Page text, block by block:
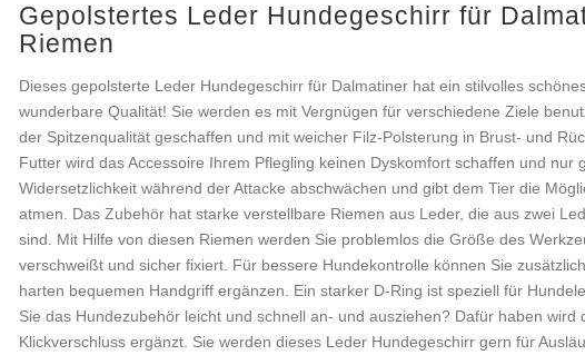
Gepolstertes Leder Hundegeschirr für
Riemen
Dieses gepolsterte Leder Hundegeschirr für Dalmatiner hat ein stilvolles
wunderbare Qualität! Sie werden es mit Vergnügen für verschiedene Ziele
der Spitzenqualität geschaffen und mit weicher Filz-Polsterung in Brust- und
Futter wird das Accessoire Ihrem Pflegling keinen Dyskomfort schaffen und nur
Widersetzlichkeit während der Attacke abschwächen und gibt dem Tier die
atmen. Das Zubehör hat starke verstellbare Riemen aus Leder, die aus zwei
sind. Mit Hilfe von diesen Riemen werden Sie problemlos die Größe des
verschweißt und sicher fixiert. Für bessere Hundekontrolle können Sie
harten bequemen Handgriff ergänzen. Ein starker D-Ring ist speziell für
Sie das Hundezubehör leicht und schnell an- und ausziehen? Dafür haben wird
Klickverschluss ergänzt. Sie werden dieses Leder Hundegeschirr gern für